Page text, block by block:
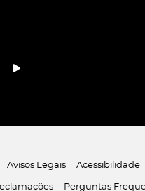
Avisos Legais Acessibilidade
Perguntas